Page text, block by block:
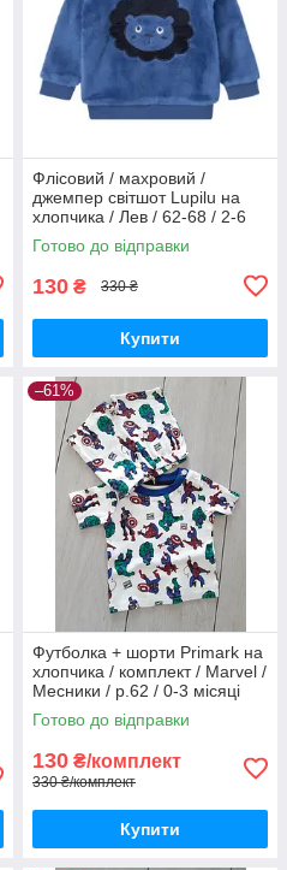
Флісовий / махровий /
джемпер світшот Lupilu на
хлопчика / Лев / 62-68 / 2-6
міс.
Готово до відправки
130 ₴ 330 ₴
Купити
–61%
Футболка + шорти Primark на
хлопчика / комплект / Marvel /
Месники / р.62 / 0-3 місяці
(більшомір)
Готово до відправки
130 ₴/комплект
330 ₴/комплект
Купити